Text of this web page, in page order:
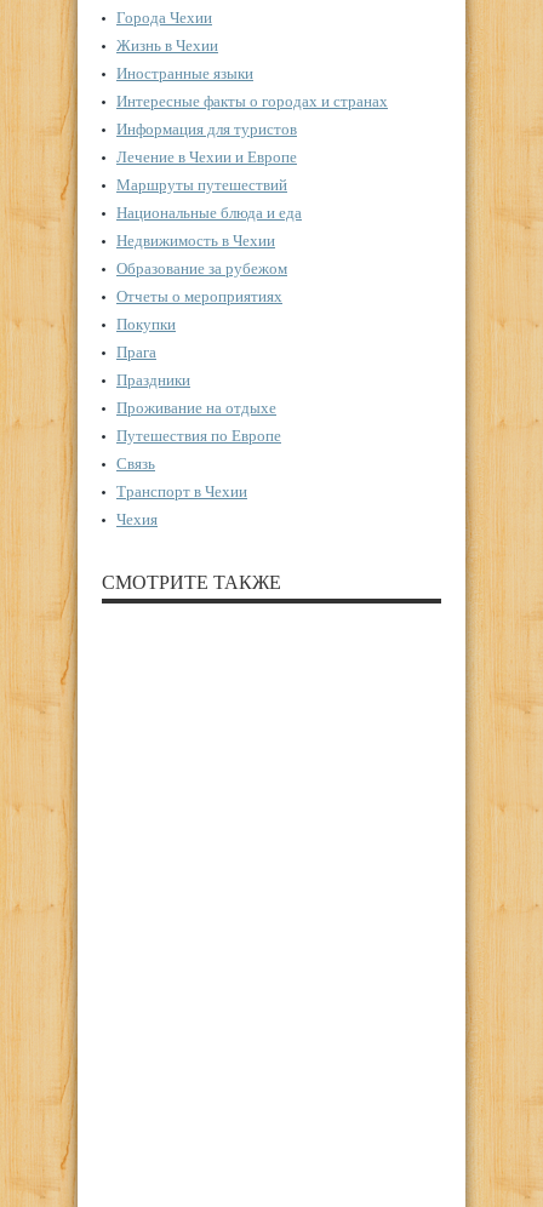
Города Чехии
Жизнь в Чехии
Иностранные языки
Интересные факты о городах и странах
Информация для туристов
Лечение в Чехии и Европе
Маршруты путешествий
Национальные блюда и еда
Недвижимость в Чехии
Образование за рубежом
Отчеты о мероприятиях
Покупки
Прага
Праздники
Проживание на отдыхе
Путешествия по Европе
Связь
Транспорт в Чехии
Чехия
СМОТРИТЕ ТАКЖЕ